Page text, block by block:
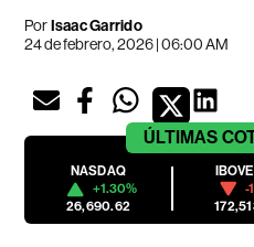
PorIsaac Garrido
24 de febrero, 2026 | 06:00 AM
ÚLTIMAS
NASDAQ
+1.30%
26,690.62
-